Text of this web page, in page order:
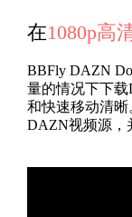
在1080p高
BBFly DAZN
量的情况下下
和快速移动清
DAZN视频源，